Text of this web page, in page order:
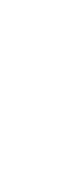
antal röster: